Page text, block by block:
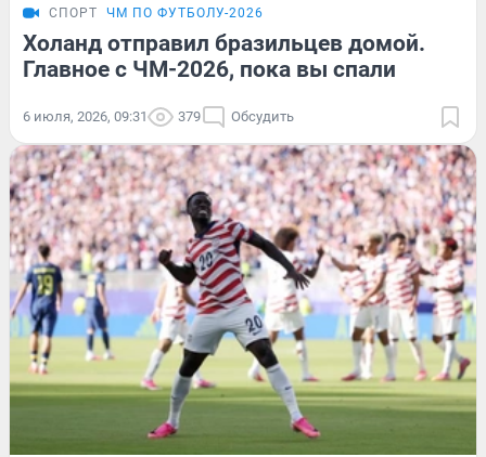
СПОРТ ЧМ ПО ФУТБОЛУ-2026
Холанд отправил бразильцев домой.
Главное с ЧМ-2026, пока вы спали
6 июля, 2026, 09:31 379 Обсудить